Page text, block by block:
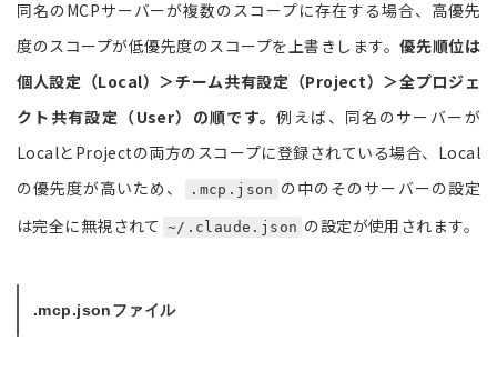
同名のMCPサーバーが複数のスコープに存在する場合、高優先
度のスコープが低優先度のスコープを上書きします。優先順位は
個人設定（Local）＞チーム共有設定（Project）＞全プロジェ
クト共有設定（User）の順です。例えば、同名のサーバーが
LocalとProjectの両方のスコープに登録されている場合、Local
の優先度が高いため、
.mcp.json の中のそのサーバーの設定
は完全に無視されて ~/.claude.json の設定が使用されます。
.mcp.jsonファイル